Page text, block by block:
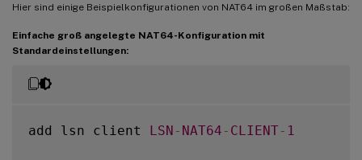
Hier sind einige Beispielkonfigurationen von NAT64 im großen Maßstab:
Einfache groß angelegte NAT64-Konfiguration mit
Standardeinstellungen:
add lsn client LSN - NAT64 - CLIENT- 1